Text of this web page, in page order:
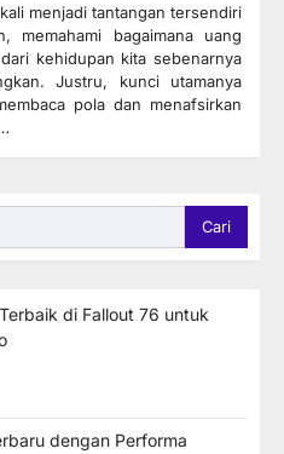
menjadi tantangan tersendiri
memahami bagaimana uang
kehidupan kita sebenarnya
Justru, kunci utamanya
pola dan menafsirkan
di Fallout 76 untuk
dengan Performa